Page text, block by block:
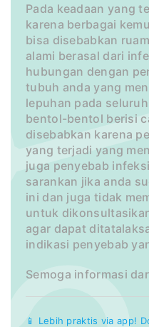
Pada keadaan yang
karena berbagai
bisa disebabkan
alami berasal dari
hubungan dengan
tubuh anda yang
lepuhan pada
bentol-bentol berisi
disebabkan karena
yang terjadi yang
juga penyebab
sarankan jika anda
ini dan juga tidak
untuk
agar dapat
indikasi penyebab
Semoga informasi
📱 Lebih praktis via app!